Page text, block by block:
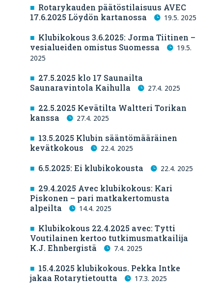
Rotarykauden päätöstilaisuus AVEC
17.6.2025 Löydön kartanossa
19.5. 2025
Klubikokous 3.6.2025: Jorma Tiitinen –
vesialueiden omistus Suomessa
19.5.
2025
27.5.2025 klo 17 Saunailta
Saunaravintola Kaihulla
27.4. 2025
22.5.2025 Kevätilta Waltteri Torikan
kanssa
27.4. 2025
13.5.2025 Klubin sääntömääräinen
kevätkokous
22.4. 2025
6.5.2025: Ei klubikokousta 22.4. 2025
29.4.2025 Avec klubikokous: Kari
Piskonen – pari matkakertomusta
alpeilta
14.4. 2025
Klubikokous 22.4.2025 avec: Tytti
Voutilainen kertoo tutkimusmatkailija
K.J. Ehnbergistä
7.4. 2025
15.4.2025 klubikokous. Pekka Intke
jakaa Rotarytietoutta
17.3. 2025